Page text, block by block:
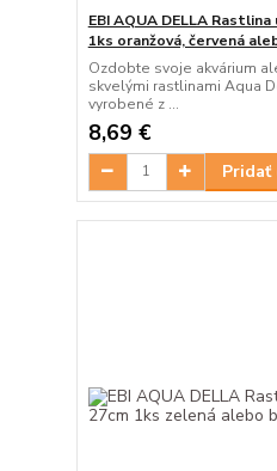
EBI AQUA DELLA
1ks oranžová, červená
Ozdobte svoje akvárium
skvelými rastlinami Aqua
vyrobené z ...
8,69 €
Pridať